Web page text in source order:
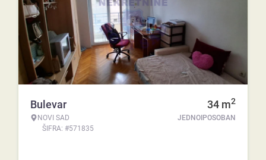
Bulevar
NOVI SAD
ŠIFRA: #571835
34 m2
JEDNOIPOSOBAN